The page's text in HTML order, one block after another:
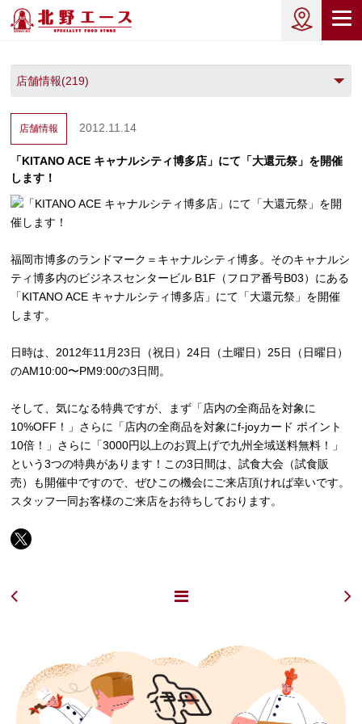
店舗情報 2012.11.14
「KITANO ACE キャナルシティ博多店」にて「大還元祭」を開催
します！
福岡市博多のランドマーク＝キャナルシティ博多。そのキャナルシ
ティ博多内のビジネスセンタービル B1F（フロア番号B03）にある
「KITANO ACE キャナルシティ博多店」にて「大還元祭」を開催
します。
日時は、2012年11月23日（祝日）24日（土曜日）25日（日曜日）
のAM10:00〜PM9:00の3日間。
そして、気になる特典ですが、まず「店内の全商品を対象に
10%OFF！」さらに「店内の全商品を対象にf-joyカード ポイント
10倍！」さらに「3000円以上のお買上げで九州全域送料無料！」
という3つの特典があります！この3日間は、試食大会（試食販
売）も開催中ですので、ぜひこの機会にご来店頂ければ幸いです。
スタッフ一同お客様のご来店をお待ちしております。